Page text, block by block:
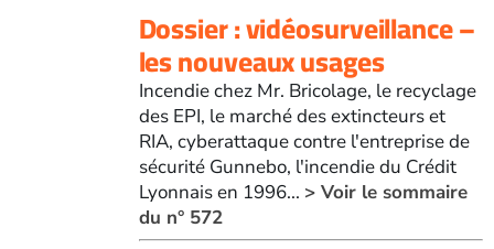
Dossier : vidéosurveillance –
les nouveaux usages
Incendie chez Mr. Bricolage, le recyclage
des EPI, le marché des extincteurs et
RIA, cyberattaque contre l'entreprise de
sécurité Gunnebo, l'incendie du Crédit
Lyonnais en 1996... > Voir le sommaire
du n° 572